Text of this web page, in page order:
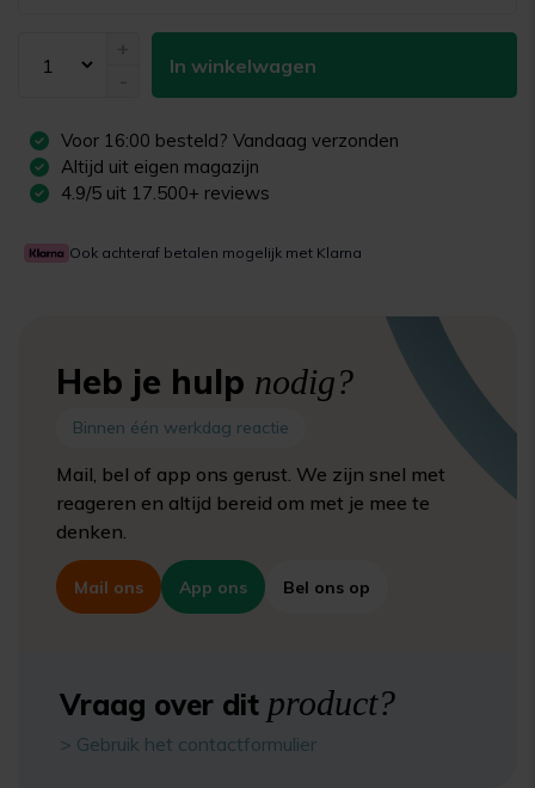
In winkelwagen
Voor 16:00 besteld? Vandaag verzonden
Altijd uit eigen magazijn
4.9/5 uit 17.500+ reviews
Ook achteraf betalen mogelijk met Klarna
Heb je hulp nodig?
Binnen één werkdag reactie
Mail, bel of app ons gerust. We zijn snel met
reageren en altijd bereid om met je mee te
denken.
Mail ons App ons Bel ons op
Vraag over dit product?
> Gebruik het contactformulier